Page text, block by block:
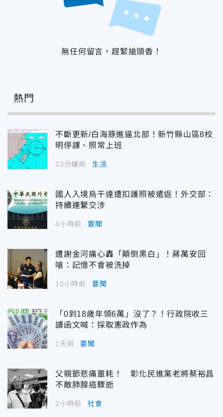
無任何留言，趕緊搶頭香！
熱門
不斷更新/白海豚進逼北部！新竹縣山區8校
明停課、照常上班
23分鐘前 生活
國人入境烏干達遭扣護照被遣返！外交部：
持續連繫交涉
4小時前 要聞
遭謝金河痛心轟「顛倒黑白」！蔣萬安回
嗆：記憶不會被洗掉
10小時前 要聞
「0到18歲年領6萬」沒了？！行政院收三
讀函文喊：採取憲政作為
1天前 要聞
父親節悲痛噩耗！ 彰化民進黨老將蔡裕昌
不敵肺腺癌驟逝
2小時前 社會